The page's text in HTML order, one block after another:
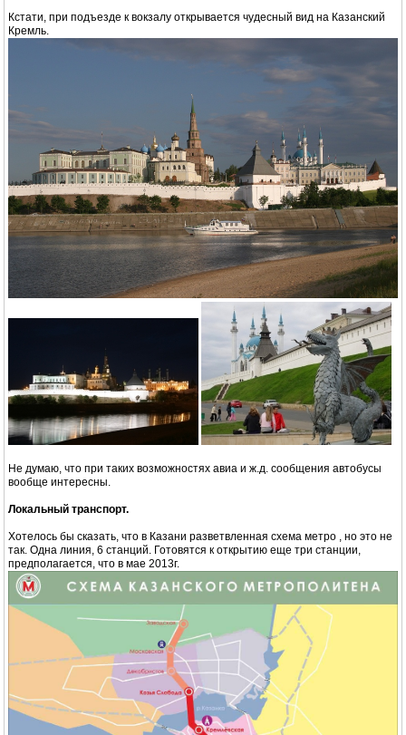
Кстати, при подъезде к вокзалу открывается чудесный вид на Казанский
Кремль.
Не думаю, что при таких возможностях авиа и ж.д. сообщения автобусы
вообще интересны.
Локальный транспорт.
Хотелось бы сказать, что в Казани разветвленная схема метро , но это не
так. Одна линия, 6 станций. Готовятся к открытию еще три станции,
предполагается, что в мае 2013г.